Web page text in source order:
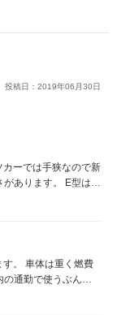
投稿日： 2019年06 月30日
ーでは手狭なので新
あります。 E型はか
ものが150万ちょっ
。 車体は重く燃費
通勤で使うぶんに
キロちょっとでガ